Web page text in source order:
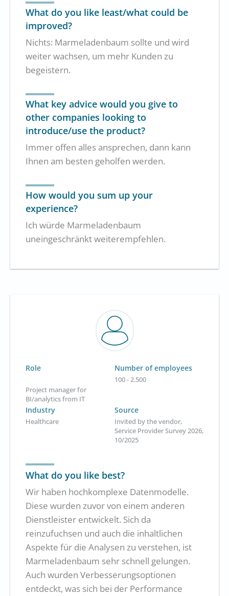
What do you like least/what could be
improved?
Nichts: Marmeladenbaum sollte und wird
weiter wachsen, um mehr Kunden zu
begeistern.
What key advice would you give to
other companies looking to
introduce/use the product?
Immer offen alles ansprechen, dann kann
Ihnen am besten geholfen werden.
How would you sum up your
experience?
Ich würde Marmeladenbaum
uneingeschränkt weiterempfehlen.
Role
Project manager for
BI/analytics from IT
Number of employees
100 - 2.500
Industry
Healthcare
Source
Invited by the vendor,
Service Provider Survey 2026,
10/2025
What do you like best?
Wir haben hochkomplexe Datenmodelle.
Diese wurden zuvor von einem anderen
Dienstleister entwickelt. Sich da
reinzufuchsen und auch die inhaltlichen
Aspekte für die Analysen zu verstehen, ist
Marmeladenbaum sehr schnell gelungen.
Auch wurden Verbesserungsoptionen
entdeckt, was sich bei der Performance